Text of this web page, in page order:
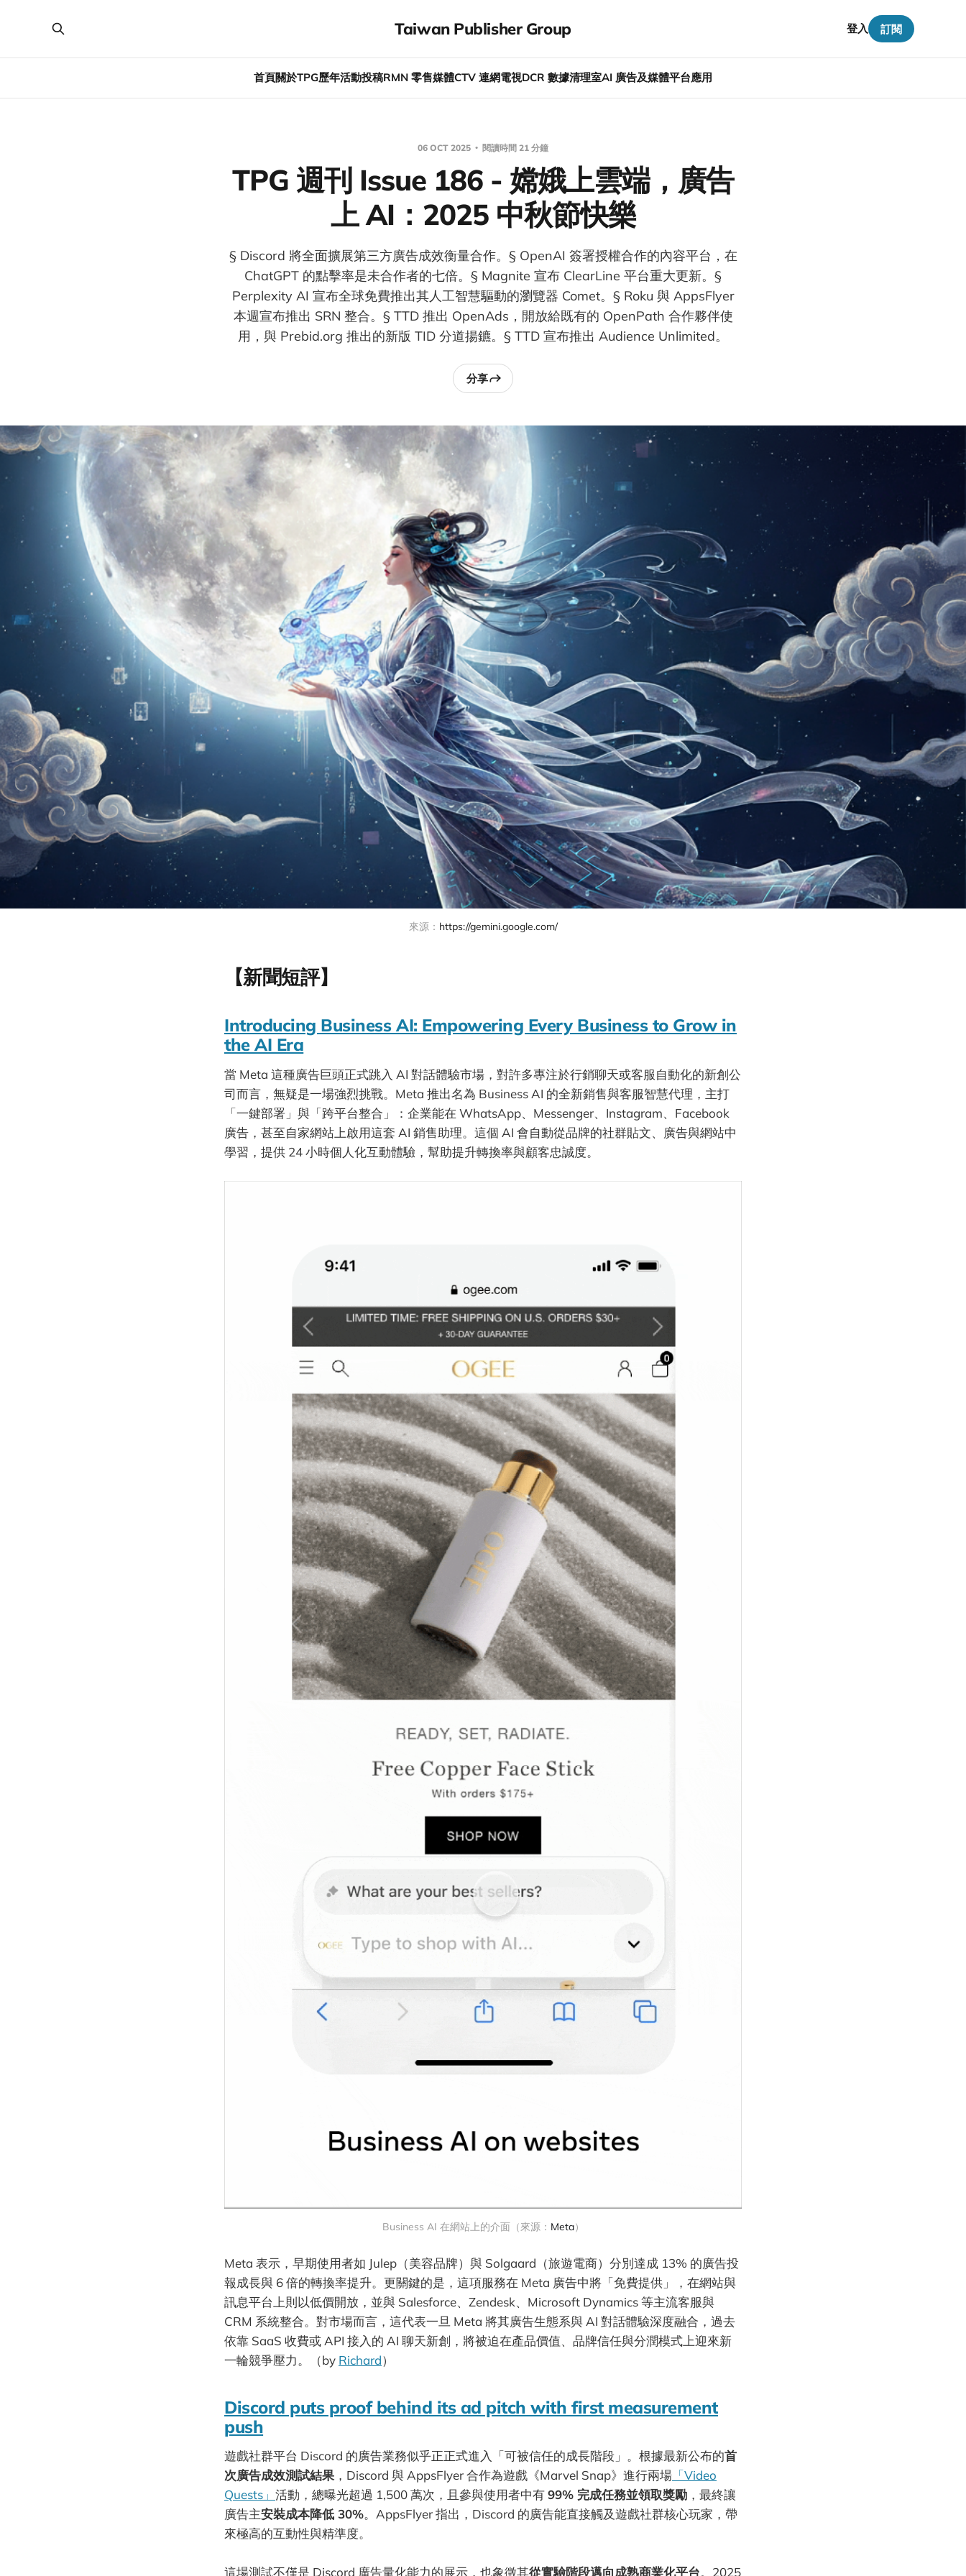
Taiwan Publisher Group
首頁關於TPG歷年活動投稿RMN 零售媒體CTV 連網電視DCR 數據清理室AI 廣告及媒體平台應用
登入 訂閱
06 OCT 2025 閱讀時間 21 分鐘
TPG 週刊 Issue 186 - 嫦娥上雲端，廣告
上 AI：2025 中秋節快樂
§ Discord 將全面擴展第三方廣告成效衡量合作。§ OpenAI 簽署授權合作的內容平台，在
ChatGPT 的點擊率是未合作者的七倍。§ Magnite 宣布 ClearLine 平台重大更新。§
Perplexity AI 宣布全球免費推出其人工智慧驅動的瀏覽器 Comet。§ Roku 與 AppsFlyer
本週宣布推出 SRN 整合。§ TTD 推出 OpenAds，開放給既有的 OpenPath 合作夥伴使
用，與 Prebid.org 推出的新版 TID 分道揚鑣。§ TTD 宣布推出 Audience Unlimited。
分享
來源： https://gemini.google.com/
【新聞短評】
Introducing Business AI: Empowering Every Business to Grow in
the AI Era
當 Meta 這種廣告巨頭正式跳入 AI 對話體驗市場，對許多專注於行銷聊天或客服自動化的新創公
司而言，無疑是一場強烈挑戰。Meta 推出名為 Business AI 的全新銷售與客服智慧代理，主打
「一鍵部署」與「跨平台整合」：企業能在 WhatsApp、Messenger、Instagram、Facebook
廣告，甚至自家網站上啟用這套 AI 銷售助理。這個 AI 會自動從品牌的社群貼文、廣告與網站中
學習，提供 24 小時個人化互動體驗，幫助提升轉換率與顧客忠誠度。
Business AI 在網站上的介面（來源： Meta）
Meta 表示，早期使用者如 Julep（美容品牌）與 Solgaard（旅遊電商）分別達成 13% 的廣告投
報成長與 6 倍的轉換率提升。更關鍵的是，這項服務在 Meta 廣告中將「免費提供」，在網站與
訊息平台上則以低價開放，並與 Salesforce、Zendesk、Microsoft Dynamics 等主流客服與
CRM 系統整合。對市場而言，這代表一旦 Meta 將其廣告生態系與 AI 對話體驗深度融合，過去
依靠 SaaS 收費或 API 接入的 AI 聊天新創，將被迫在產品價值、品牌信任與分潤模式上迎來新
一輪競爭壓力。（by Richard）
Discord puts proof behind its ad pitch with first measurement
push
遊戲社群平台 Discord 的廣告業務似乎正正式進入「可被信任的成長階段」。根據最新公布的首
次廣告成效測試結果 ，Discord 與 AppsFlyer 合作為遊戲《Marvel Snap》進行兩場 「Video
Quests」 活動，總曝光超過 1,500 萬次，且參與使用者中有99% 完成任務並領取獎勵 ，最終讓
廣告主安裝成本降低 30%。AppsFlyer 指出，Discord 的廣告能直接觸及遊戲社群核心玩家，帶
來極高的互動性與精準度。
這場測試不僅是 Discord 廣告量化能力的展示，也象徵其從實驗階段邁向成熟商業化平台。2025